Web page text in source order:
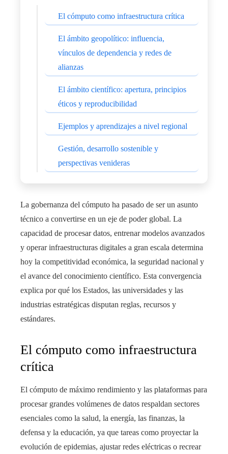
El cómputo como infraestructura crítica
El ámbito geopolítico: influencia,
vínculos de dependencia y redes de
alianzas
El ámbito científico: apertura, principios
éticos y reproducibilidad
Ejemplos y aprendizajes a nivel regional
Gestión, desarrollo sostenible y
perspectivas venideras
La gobernanza del cómputo ha pasado de ser un asunto
técnico a convertirse en un eje de poder global. La
capacidad de procesar datos, entrenar modelos avanzados
y operar infraestructuras digitales a gran escala determina
hoy la competitividad económica, la seguridad nacional y
el avance del conocimiento científico. Esta convergencia
explica por qué los Estados, las universidades y las
industrias estratégicas disputan reglas, recursos y
estándares.
El cómputo como infraestructura
crítica
El cómputo de máximo rendimiento y las plataformas para
procesar grandes volúmenes de datos respaldan sectores
esenciales como la salud, la energía, las finanzas, la
defensa y la educación, ya que tareas como proyectar la
evolución de epidemias, ajustar redes eléctricas o recrear